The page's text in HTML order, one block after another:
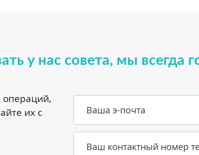
у нас совета, мы всегда
операций,
их с
Ваша э-почта
Ваш контактный номер